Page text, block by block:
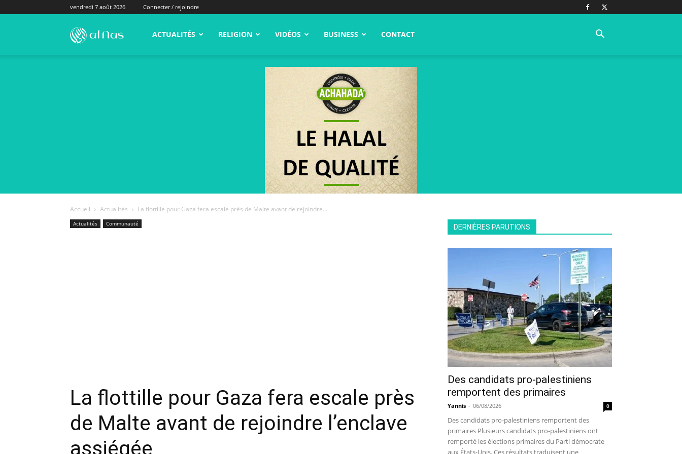
vendredi 7 août 2026 Connecter / rejoindre
alNas.fr ACTUALITÉS RELIGION VIDÉOS BUSINESS CONTACT
Accueil Actualités La flottille pour Gaza fera escale près de Malte avant de rejoindre...
Actualités Communauté
La flottille pour Gaza fera escale près
de Malte avant de rejoindre l’enclave
assiégée
DERNIÈRES PARUTIONS
Des candidats pro-palestiniens
remportent des primaires
Yannis - 06/08/2026 0
Des candidats pro-palestiniens remportent des
primaires Plusieurs candidats pro-palestiniens ont
remporté les élections primaires du Parti démocrate
aux États-Unis. Ces résultats traduisent une